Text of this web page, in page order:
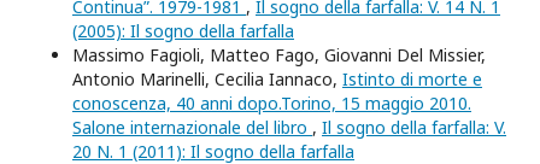
Continua”. 1979-1981 , Il sogno della farfalla: V. 14 N. 1
(2005): Il sogno della farfalla
Massimo Fagioli, Matteo Fago, Giovanni Del Missier,
Antonio Marinelli, Cecilia Iannaco, Istinto di morte e
conoscenza, 40 anni dopo.Torino, 15 maggio 2010.
Salone internazionale del libro , Il sogno della farfalla: V.
20 N. 1 (2011): Il sogno della farfalla